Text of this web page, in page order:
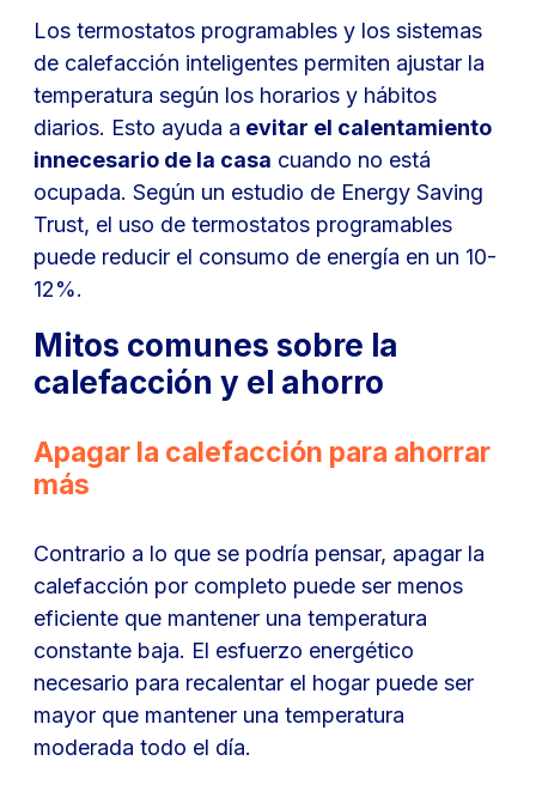
Los termostatos programables y los sistemas
de calefacción inteligentes permiten ajustar la
temperatura según los horarios y hábitos
diarios. Esto ayuda a evitar el calentamiento
innecesario de la casa cuando no está
ocupada. Según un estudio de Energy Saving
Trust, el uso de termostatos programables
puede reducir el consumo de energía en un 10-
12%.
Mitos comunes sobre la
calefacción y el ahorro
Apagar la calefacción para ahorrar
más
Contrario a lo que se podría pensar, apagar la
calefacción por completo puede ser menos
eficiente que mantener una temperatura
constante baja. El esfuerzo energético
necesario para recalentar el hogar puede ser
mayor que mantener una temperatura
moderada todo el día.